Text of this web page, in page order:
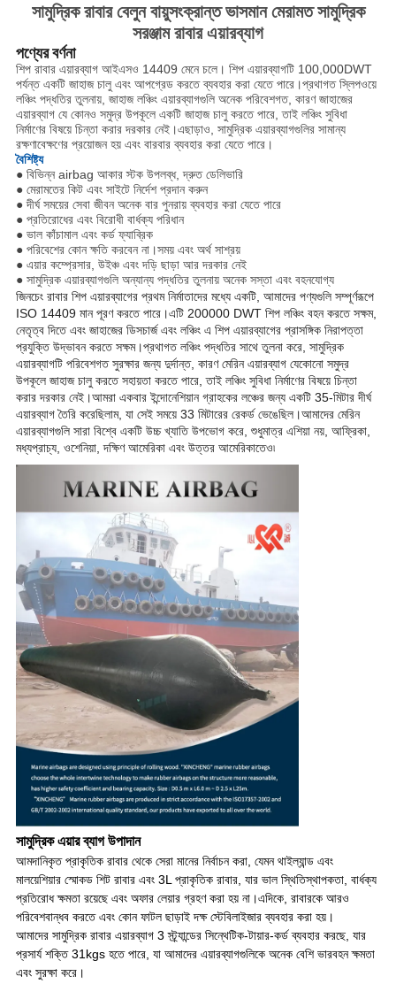
সামুদ্রিক রাবার বেলুন বায়ুসংক্রান্ত ভাসমান মেরামত সামুদ্রিক
সরঞ্জাম রাবার এয়ারব্যাগ
পণ্যের বর্ণনা
শিপ রাবার এয়ারব্যাগ আইএসও 14409 মেনে চলে। শিপ এয়ারব্যাগটি 100,000DWT
পর্যন্ত একটি জাহাজ চালু এবং আপগ্রেড করতে ব্যবহার করা যেতে পারে।প্রথাগত স্লিপওয়ে
লঞ্চিং পদ্ধতির তুলনায়, জাহাজ লঞ্চিং এয়ারব্যাগগুলি অনেক পরিবেশগত, কারণ জাহাজের
এয়ারব্যাগ যে কোনও সমুদ্র উপকূলে একটি জাহাজ চালু করতে পারে, তাই লঞ্চিং সুবিধা
নির্মাণের বিষয়ে চিন্তা করার দরকার নেই।এছাড়াও, সামুদ্রিক এয়ারব্যাগগুলির সামান্য
রক্ষণাবেক্ষণের প্রয়োজন হয় এবং বারবার ব্যবহার করা যেতে পারে।
বৈশিষ্ট্য
● বিভিন্ন airbag আকার স্টক উপলব্ধ, দ্রুত ডেলিভারি
● মেরামতের কিট এবং সাইটে নির্দেশ প্রদান করুন
● দীর্ঘ সময়ের সেবা জীবন অনেক বার পুনরায় ব্যবহার করা যেতে পারে
● প্রতিরোধের এবং বিরোধী বার্ধক্য পরিধান
● ভাল কাঁচামাল এবং কর্ড ফ্যাব্রিক
● পরিবেশের কোন ক্ষতি করবেন না।সময় এবং অর্থ সাশ্রয়
● এয়ার কম্প্রেসার, উইঞ্চ এবং দড়ি ছাড়া আর দরকার নেই
● সামুদ্রিক এয়ারব্যাগগুলি অন্যান্য পদ্ধতির তুলনায় অনেক সস্তা এবং বহনযোগ্য
জিনচেং রাবার শিপ এয়ারব্যাগের প্রথম নির্মাতাদের মধ্যে একটি, আমাদের পণ্যগুলি সম্পূর্ণরূপে
ISO 14409 মান পূরণ করতে পারে।এটি 200000 DWT শিপ লঞ্চিং বহন করতে সক্ষম,
নেতৃত্ব দিতে এবং জাহাজের ডিসচার্জ এবং লঞ্চিং এ শিপ এয়ারব্যাগের প্রাসঙ্গিক নিরাপত্তা
প্রযুক্তি উদ্ভাবন করতে সক্ষম।প্রথাগত লঞ্চিং পদ্ধতির সাথে তুলনা করে, সামুদ্রিক
এয়ারব্যাগটি পরিবেশগত সুরক্ষার জন্য দুর্দান্ত, কারণ মেরিন এয়ারব্যাগ যেকোনো সমুদ্র
উপকূলে জাহাজ চালু করতে সহায়তা করতে পারে, তাই লঞ্চিং সুবিধা নির্মাণের বিষয়ে চিন্তা
করার দরকার নেই।আমরা একবার ইন্দোনেশিয়ান গ্রাহকের লঞ্চের জন্য একটি 35-মিটার দীর্ঘ
এয়ারব্যাগ তৈরি করেছিলাম, যা সেই সময়ে 33 মিটারের রেকর্ড ভেঙেছিল।আমাদের মেরিন
এয়ারব্যাগগুলি সারা বিশ্বে একটি উচ্চ খ্যাতি উপভোগ করে, শুধুমাত্র এশিয়া নয়, আফ্রিকা,
মধ্যপ্রাচ্য, ওশেনিয়া, দক্ষিণ আমেরিকা এবং উত্তর আমেরিকাতেও৷
সামুদ্রিক এয়ার ব্যাগ উপাদান
আমদানিকৃত প্রাকৃতিক রাবার থেকে সেরা মানের নির্বাচন করা, যেমন থাইল্যান্ড এবং
মালয়েশিয়ার স্মোকড শিট রাবার এবং 3L প্রাকৃতিক রাবার, যার ভাল স্থিতিস্থাপকতা, বার্ধক্য
প্রতিরোধ ক্ষমতা রয়েছে এবং অফার লেয়ার গ্রহণ করা হয় না।এদিকে, রাবারকে আরও
পরিবেশবান্ধব করতে এবং কোন ফাটল ছাড়াই দক্ষ স্টেবিলাইজার ব্যবহার করা হয়।
আমাদের সামুদ্রিক রাবার এয়ারব্যাগ 3 স্ট্র্যান্ডের সিন্থেটিক-টায়ার-কর্ড ব্যবহার করছে, যার
প্রসার্য শক্তি 31kgs হতে পারে, যা আমাদের এয়ারব্যাগগুলিকে অনেক বেশি ভারবহন ক্ষমতা
এবং সুরক্ষা করে।